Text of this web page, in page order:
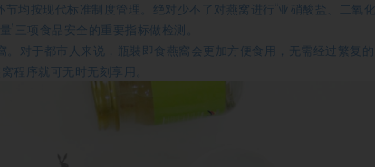
均按现代标准制度管理。绝对少不了对燕窝进行“亚硝酸盐、二氧化
”三项食品安全的重要指标做检测。
。对于都市人来说，瓶裝即食燕窩会更加方便食用，无需经过繁复的
程序就可无时无刻享用。